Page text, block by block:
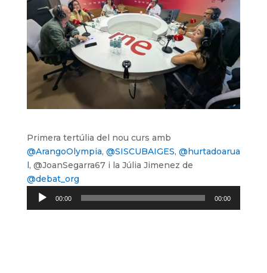
Primera tertúlia del nou curs amb
@ArangoOlympia, @SISCUBAIGES, @hurtadoarua
l, @JoanSegarra67 i la Júlia Jimenez de
@debat_org
Reproductor
d'àudio
00:00 00:00